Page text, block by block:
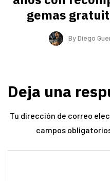
gemas
ByDiego
Deja una
Tu dirección de correo
campos